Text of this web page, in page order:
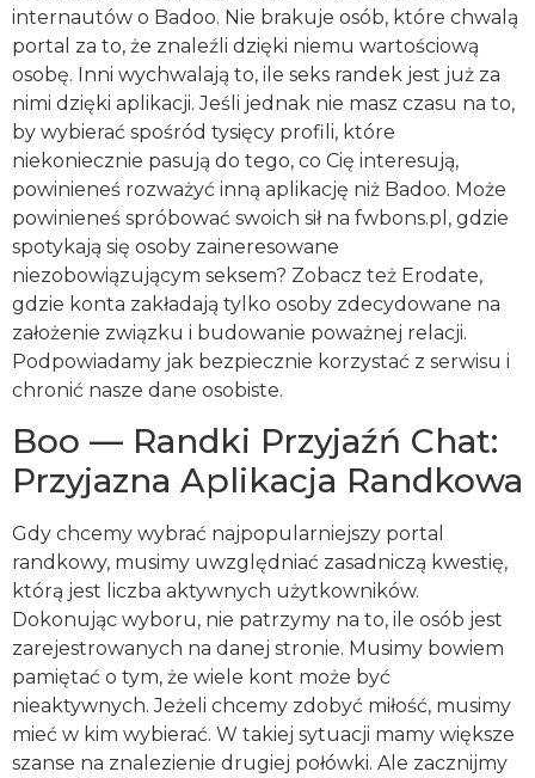
internautów o Badoo. Nie brakuje osób, które chwalą
portal za to, że znaleźli dzięki niemu wartościową
osobę. Inni wychwalają to, ile seks randek jest już za
nimi dzięki aplikacji. Jeśli jednak nie masz czasu na to,
by wybierać spośród tysięcy profili, które
niekoniecznie pasują do tego, co Cię interesują,
powinieneś rozważyć inną aplikację niż Badoo. Może
powinieneś spróbować swoich sił na fwbons.pl, gdzie
spotykają się osoby zaineresowane
niezobowiązującym seksem? Zobacz też Erodate,
gdzie konta zakładają tylko osoby zdecydowane na
założenie związku i budowanie poważnej relacji.
Podpowiadamy jak bezpiecznie korzystać z serwisu i
chronić nasze dane osobiste.
Boo — Randki Przyjaźń Chat:
Przyjazna Aplikacja Randkowa
Gdy chcemy wybrać najpopularniejszy portal
randkowy, musimy uwzględniać zasadniczą kwestię,
którą jest liczba aktywnych użytkowników.
Dokonując wyboru, nie patrzymy na to, ile osób jest
zarejestrowanych na danej stronie. Musimy bowiem
pamiętać o tym, że wiele kont może być
nieaktywnych. Jeżeli chcemy zdobyć miłość, musimy
mieć w kim wybierać. W takiej sytuacji mamy większe
szanse na znalezienie drugiej połówki. Ale zacznijmy